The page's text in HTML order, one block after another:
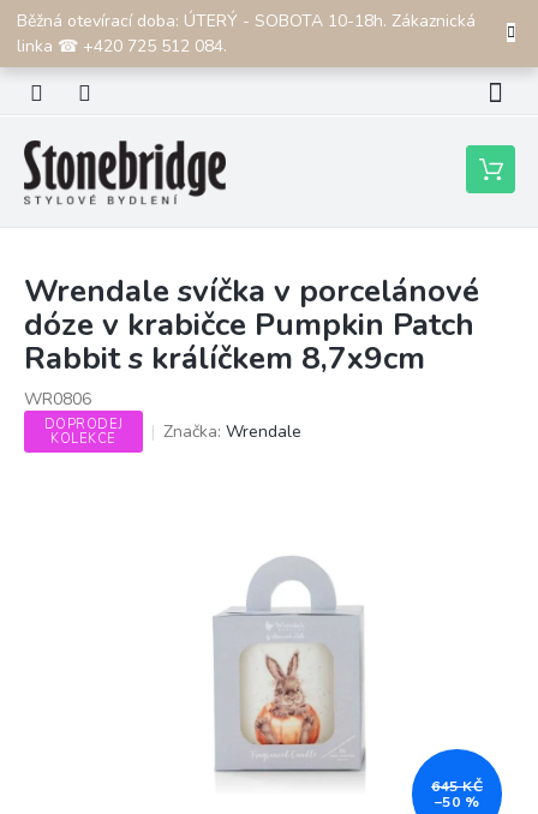
Přejít
obsah
Běžná otevírací doba: ÚTERÝ - SOBOTA 10-18h. Zákaznická
linka ☎ +420 725 512 084.
CZK
Nákupní
košík
Wrendale svíčka v porcelánové
dóze v krabičce Pumpkin Patch
Rabbit s králíčkem 8,7x9cm
WR0806
DOPRODEJ
KOLEKCE
Značka: Wrendale
645 KČ
–50 %